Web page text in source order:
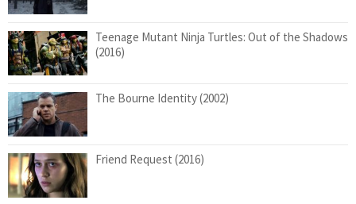
Teenage Mutant Ninja Turtles: Out of the Shadows
(2016)
The Bourne Identity (2002)
Friend Request (2016)